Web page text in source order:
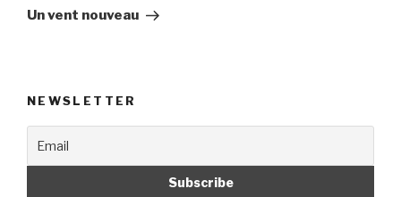
suivant
Un vent nouveau
NEWSLETTER